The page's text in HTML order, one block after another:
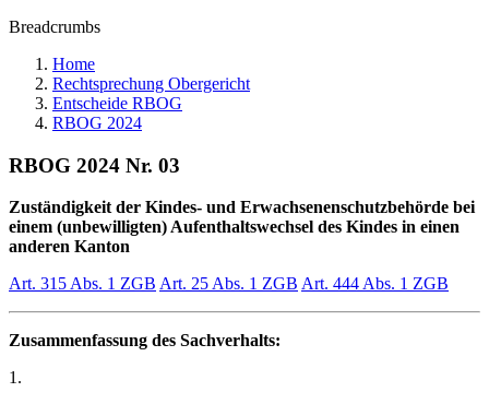
Breadcrumbs
Home
Rechtsprechung Obergericht
Entscheide RBOG
RBOG 2024
RBOG 2024 Nr. 03
Zuständigkeit der Kindes- und Erwachsenenschutzbehörde bei
einem (unbewilligten) Aufenthaltswechsel des Kindes in einen
anderen Kanton
Art. 315 Abs. 1 ZGB Art. 25 Abs. 1 ZGB Art. 444 Abs. 1 ZGB
Zusammenfassung des Sachverhalts:
1.